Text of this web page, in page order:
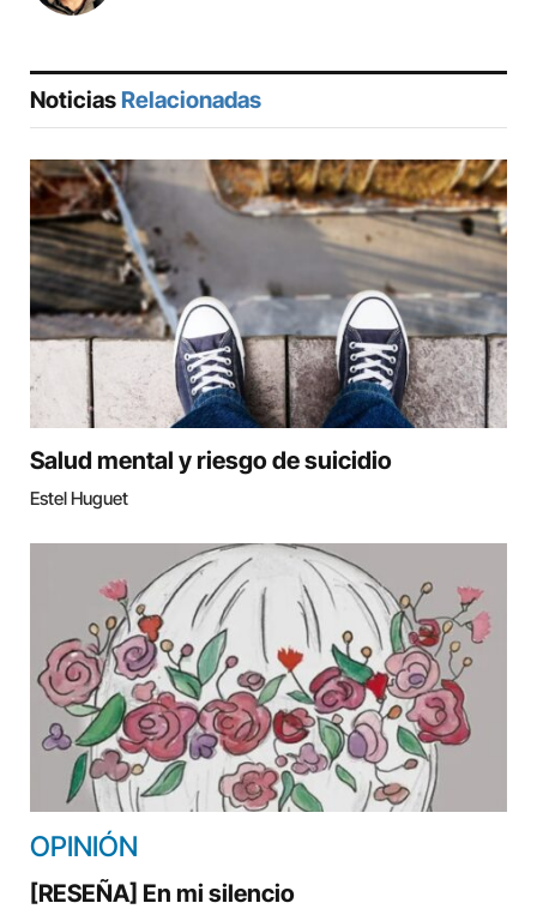
Noticias Relacionadas
Salud mental y riesgo de suicidio
Estel Huguet
OPINIÓN
[RESEÑA] En mi silencio